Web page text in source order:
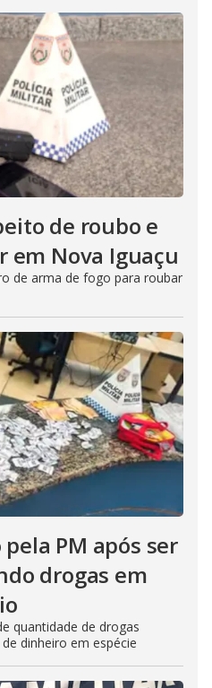
de roubo e
em Nova Iguaçu
de arma de fogo para roubar
PM após ser
drogas em
quantidade de drogas
dinheiro em espécie